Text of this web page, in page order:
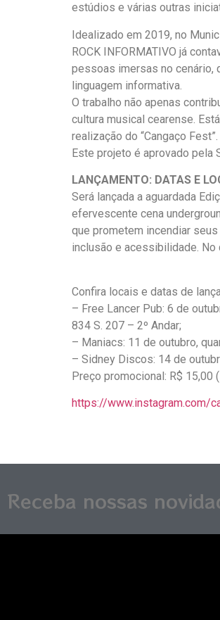
estúdios e várias outras
Idealizado em 2019, no
ROCK INFORMATIVO já
pessoas imersas no cenário,
linguagem informativa.
O trabalho não apenas
cultura musical cearense.
realização do “Cangaço
Este projeto é aprovado pela
LANÇAMENTO: DATAS E
Será lançada a aguardada
efervescente cena
que prometem incendiar
inclusão e acessibilidade. No
Confira locais e datas de
– Free Lancer Pub: 6 de
834 S. 207 – 2º Andar;
– Maniacs: 11 de outubro,
– Sidney Discos: 14 de
Preço promocional: R$
https://www.instagram.com/
Receba nossas